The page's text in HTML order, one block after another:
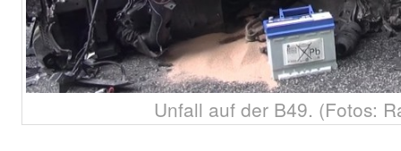
Unfall auf der B49. (Fotos: